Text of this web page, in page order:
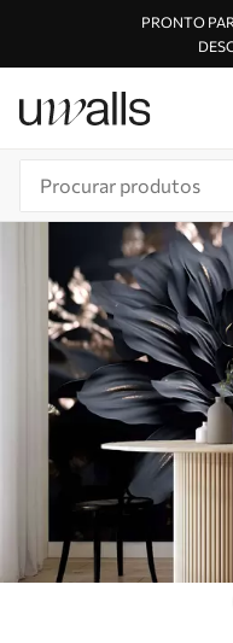
PRONTO